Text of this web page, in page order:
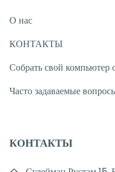
О нас
КОНТАКТЫ
Собрать свой компьютер
Часто задаваемые
КОНТАКТЫ